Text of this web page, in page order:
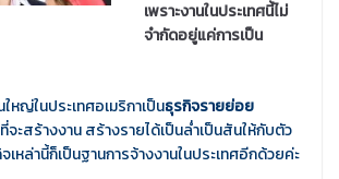
เพราะงานในประเทศนี้ไม่
จำกัดอยู่แค่การเป็น
หญ่ในประเทศอเมริกาเป็นธุรกิจรายย่อย
จะสร้างงาน สร้างรายได้เป็นล่ำเป็นสันให้กับตัว
เหล่านี้ก็เป็นฐานการจ้างงานในประเทศอีกด้วยค่ะ